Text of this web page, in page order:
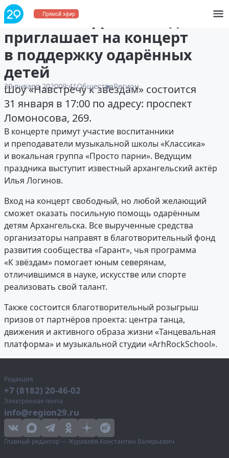
Прямой эфир
Областной Дом молодёжи
приглашает на концерт
в поддержку одарённых
детей
30 января 202009:41ОбществоРегион
Шоу «Навстречу к звёздам» состоится
31 января в 17:00 по адресу: проспект
Ломоносова, 269.
В концерте примут участие воспитанники
и преподаватели музыкальной школы «Классика»
и вокальная группа «Просто парни». Ведущим
праздника выступит известный архангельский актёр
Илья Логинов.
Вход на концерт свободный, но любой желающий
сможет оказать посильную помощь одарённым
детям Архангельска. Все вырученные средства
организаторы направят в благотворительный фонд
развития сообщества «Гарант», чья программа
«К звёздам» помогает юным северянам,
отличившимся в науке, искусстве или спорте
реализовать свой талант.
Также состоится благотворительный розыгрыш
призов от партнёров проекта: центра танца,
движения и активного образа жизни «Танцевальная
платформа» и музыкальной студии «ArhRockSchool».
Редакция
+7 (8182) 20-46-02
Электронная почта
info@region29.ru
Главный редактор — Журавлёв Константин Валерьевич